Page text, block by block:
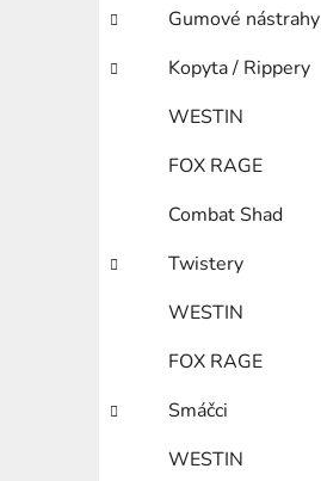
Gumové nástrahy
Kopyta / Rippery
WESTIN
FOX RAGE
Combat Shad
Twistery
WESTIN
FOX RAGE
Smáčci
WESTIN